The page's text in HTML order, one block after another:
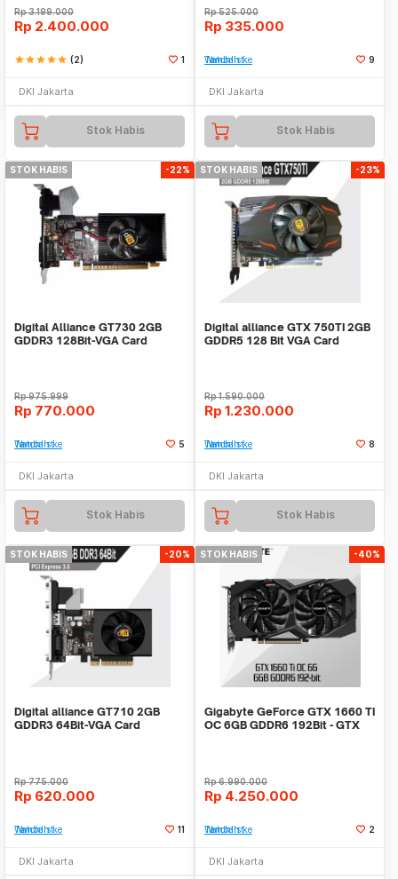
Rp3.199.000
Rp 2.400.000
starstarstarstarstar (2) 1
DKI Jakarta
Stok Habis
Rp525.000
Rp 335.000
Tambah ke Watchlist 9
DKI Jakarta
Stok Habis
STOK HABIS -22%
Digital Alliance GT730 2GB
GDDR3 128Bit-VGA Card
Rp975.999
Rp 770.000
Tambah ke Watchlist 5
DKI Jakarta
Stok Habis
STOK HABIS -23%
Digital alliance GTX 750TI 2GB
GDDR5 128 Bit VGA Card
Rp1.590.000
Rp 1.230.000
Tambah ke Watchlist 8
DKI Jakarta
Stok Habis
STOK HABIS -20%
Digital alliance GT710 2GB
GDDR3 64Bit-VGA Card
Rp775.000
Rp 620.000
Tambah ke Watchlist 11
DKI Jakarta
STOK HABIS -40%
Gigabyte GeForce GTX 1660 TI
OC 6GB GDDR6 192Bit - GTX
Rp6.990.000
Rp 4.250.000
Tambah ke Watchlist 2
DKI Jakarta